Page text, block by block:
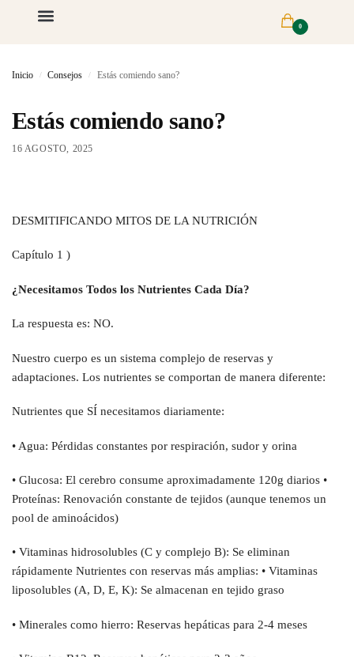
0
Inicio / Consejos / Estás comiendo sano?
Estás comiendo sano?
16 AGOSTO, 2025
DESMITIFICANDO MITOS DE LA NUTRICIÓN
Capítulo 1 )
¿Necesitamos Todos los Nutrientes Cada Día?
La respuesta es: NO.
Nuestro cuerpo es un sistema complejo de reservas y
adaptaciones. Los nutrientes se comportan de manera diferente:
Nutrientes que SÍ necesitamos diariamente:
• Agua: Pérdidas constantes por respiración, sudor y orina
• Glucosa: El cerebro consume aproximadamente 120g diarios •
Proteínas: Renovación constante de tejidos (aunque tenemos un
pool de aminoácidos)
• Vitaminas hidrosolubles (C y complejo B): Se eliminan
rápidamente Nutrientes con reservas más amplias: • Vitaminas
liposolubles (A, D, E, K): Se almacenan en tejido graso
• Minerales como hierro: Reservas hepáticas para 2-4 meses